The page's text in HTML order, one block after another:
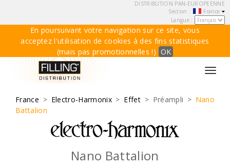
DISTRIBUTION PAN-EUROPEENNE
Section :
France
Langue :
En poursuivant votre navigation sur ce site, vous
acceptez l'utilisation de cookies à des fins statistiques
(mais pas promotionnelles !) OK
France > Electro-Harmonix> Effet > Préampli > Nano
Battalion
Nano Battalion